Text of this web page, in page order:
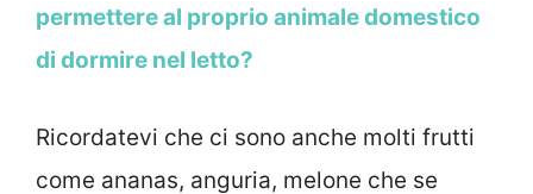
permettere al proprio animale domestico
di dormire nel letto?
Ricordatevi che ci sono anche molti frutti
come ananas, anguria, melone che se